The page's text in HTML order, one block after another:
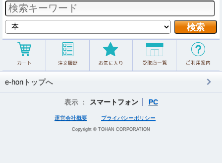
e-honトップへ
表示 ： スマートフォン PC
運営会社概要 プライバシーポリシー
Copyright © TOHAN CORPORATION